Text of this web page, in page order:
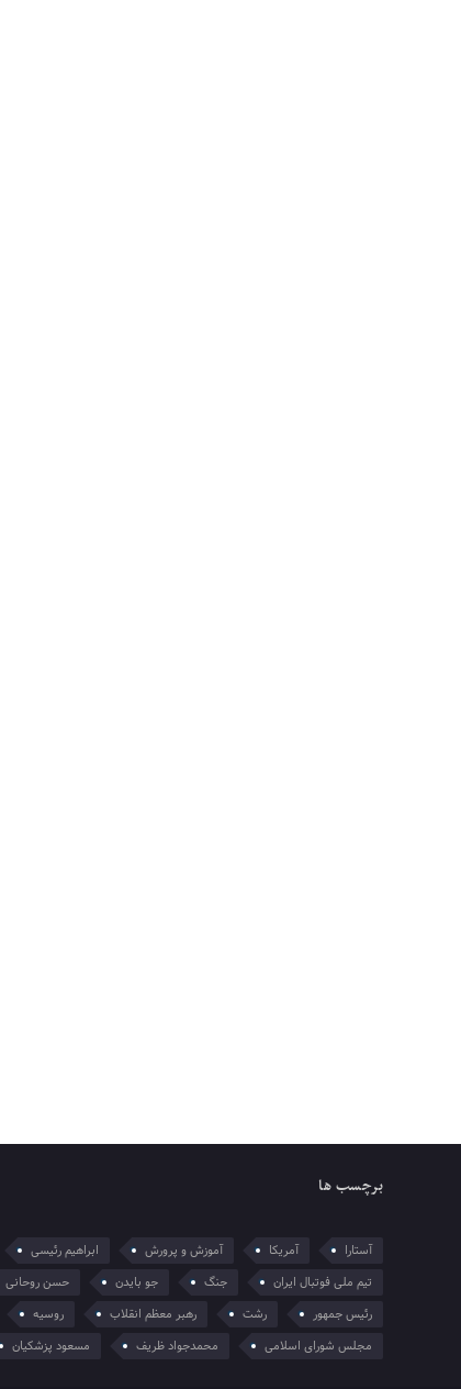
برچسب ها
آستارا آمریکا آموزش و پرورش ابراهیم رئیسی
تیم ملی فوتبال ایران
جنگ جو بایدن حسن روحانی
رئیس جمهور
رشت رهبر معظم انقلاب روسیه
مجلس شورای اسلامی
محمدجواد ظریف مسعود پزشکیان